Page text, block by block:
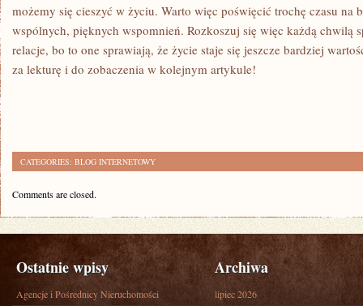
możemy się cieszyć w życiu. Warto więc poświęcić trochę czasu na
wspólnych, pięknych ⁢wspomnień. Rozkoszuj się więc każdą chwilą
relacje, bo to ⁢one sprawiają, że życie staje się jeszcze bardziej
za lekturę i do ​zobaczenia w kolejnym artykule!
CATEGORIES: BLOG INTERNETOWY
Comments are closed.
Ostatnie wpisy
Agencje i Pośrednicy Nieruchomości
Archiwa
lipiec 2026